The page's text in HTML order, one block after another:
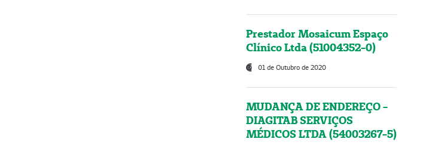
Prestador Mosaicum Espaço
Clínico Ltda (51004352-0)
01 de Outubro de 2020
MUDANÇA DE ENDEREÇO -
DIAGITAB SERVIÇOS
MÉDICOS LTDA (54003267-5)